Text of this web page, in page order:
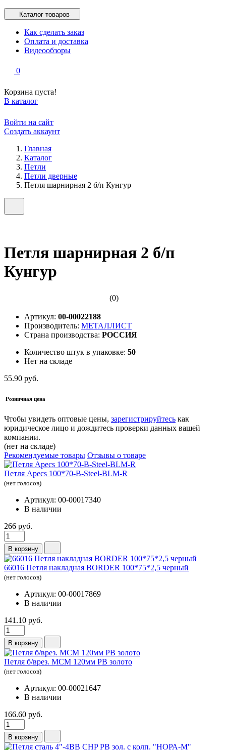
Каталог товаров
Как сделать заказ
Оплата и доставка
Видеообзоры
0
Корзина пуста!
В каталог
Войти на сайт
Создать аккаунт
Главная
Каталог
Петли
Петли дверные
Петля шарнирная 2 б/п Кунгур
Петля шарнирная 2 б/п
Кунгур
(0)
Артикул: 00-00022188
Производитель: МЕТАЛЛИСТ
Страна производства: РОССИЯ
Количество штук в упаковке: 50
Нет на складе
55.90 руб.
Розничная цена
Чтобы увидеть оптовые цены, зарегистрируйтесь как
юридическое лицо и дождитесь проверки данных вашей
компании.
(нет на складе)
Рекомендуемые товары Отзывы о товаре
Петля Apecs 100*70-B-Steel-BLM-R
(нет голосов)
Артикул: 00-00017340
В наличии
266 руб.
В корзину
66016 Петля накладная BORDER 100*75*2,5 черный
(нет голосов)
Артикул: 00-00017869
В наличии
141.10 руб.
В корзину
Петля б/врез. МСМ 120мм PB золото
(нет голосов)
Артикул: 00-00021647
В наличии
166.60 руб.
В корзину